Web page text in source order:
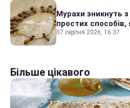
Мурахи зникнуть з
простих
07 серпня 2026, 16:37
Більше цікавого